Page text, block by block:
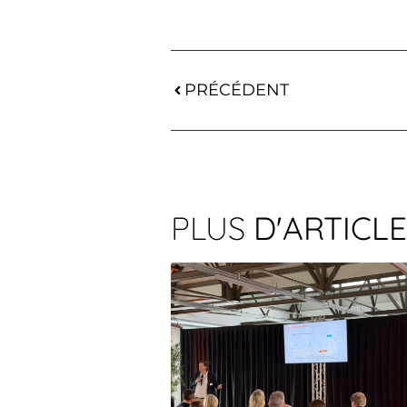
PRÉCÉDENT
PLUS